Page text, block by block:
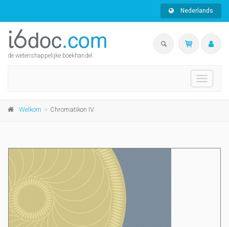
Nederlands
de wetenshappelijke boekhandel
Toggle
Welkom Chromatikon IV